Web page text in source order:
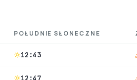
POŁUDNIE SŁONECZNE
12:43
12:47